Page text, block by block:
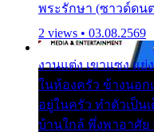
พระรักษา (ซาวด์ดน
2 views • 03.08.2569
งานแต่ง เขาแซง แ
ในห้องครัว ข้างนอก
อยู่ในครัว ทำตัวเป็น
บ้านใกล้ พึ่งพาอาศัย